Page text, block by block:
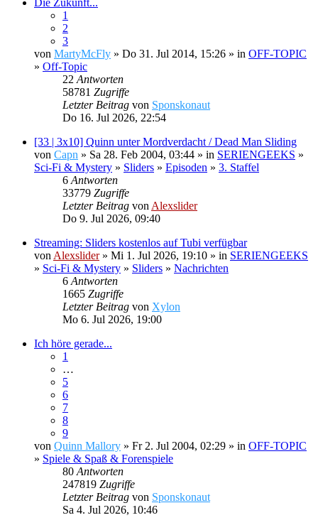
1
2
3
von MartyMcFly » Do 31. Jul 2014, 15:26 » in OFF-TOPIC
» Off-Topic
22 Antworten
58781 Zugriffe
Letzter Beitrag von Sponskonaut
Do 16. Jul 2026, 22:54
[33 | 3x10] Quinn unter Mordverdacht / Dead Man Sliding
von Capn » Sa 28. Feb 2004, 03:44 » in SERIENGEEKS »
Sci-Fi & Mystery » Sliders » Episoden » 3. Staffel
6 Antworten
33779 Zugriffe
Letzter Beitrag von Alexslider
Do 9. Jul 2026, 09:40
Streaming: Sliders kostenlos auf Tubi verfügbar
von Alexslider» Mi 1. Jul 2026, 19:10 » in SERIENGEEKS
» Sci-Fi & Mystery » Sliders » Nachrichten
6 Antworten
1665 Zugriffe
Letzter Beitrag von Xylon
Mo 6. Jul 2026, 19:00
Ich höre gerade...
1
…
5
6
7
8
9
von Quinn Mallory » Fr 2. Jul 2004, 02:29 » in OFF-TOPIC
» Spiele & Spaß & Forenspiele
80 Antworten
247819 Zugriffe
Letzter Beitrag von Sponskonaut
Sa 4. Jul 2026, 10:46